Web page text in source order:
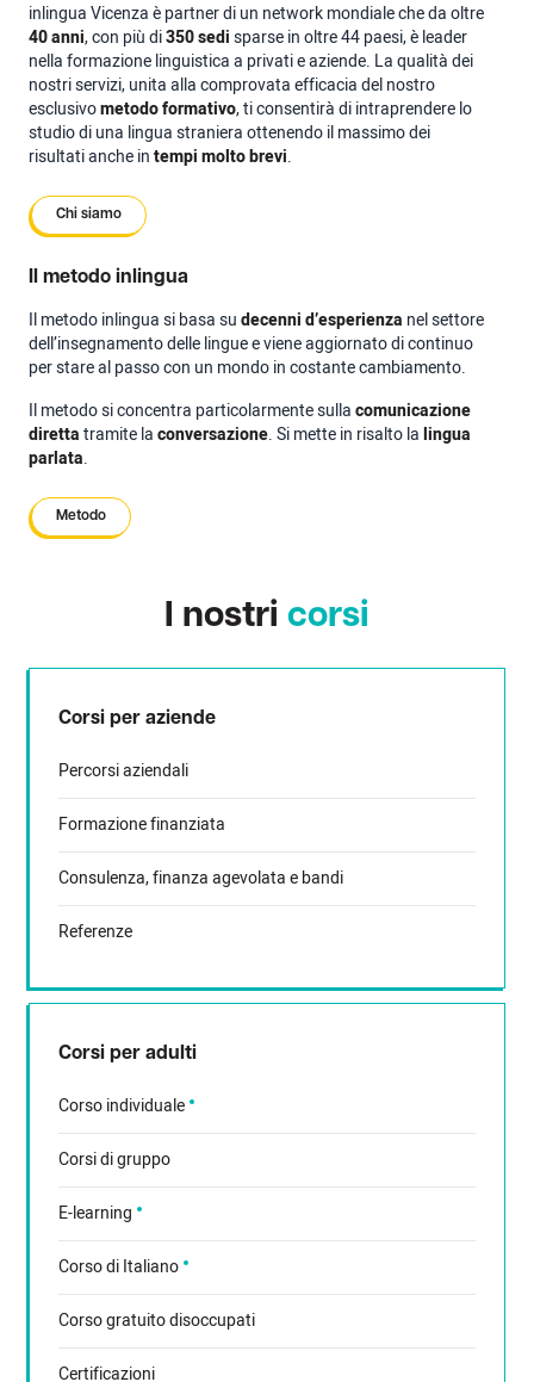
inlingua Vicenza è partner di un network mondiale che da oltre
40 anni, con più di350 sedisparse in oltre 44 paesi, è leader
nella formazione linguistica a privati e aziende. La qualità dei
nostri servizi, unita alla comprovata efficacia del nostro
esclusivometodo formativo, ti consentirà di intraprendere lo
studio di una lingua straniera ottenendo il massimo dei
risultati anche intempi molto brevi.
Chi siamo
Il metodo inlingua
Il metodo inlingua si basa sudecenni d’esperienza nel settore
dell’insegnamento delle lingue e viene aggiornato di continuo
per stare al passo con un mondo in costante cambiamento.
Il metodo si concentra particolarmente sullacomunicazione
direttatramite laconversazione. Si mette in risalto lalingua
parlata.
Metodo
I nostri corsi
Corsi per aziende
Percorsi aziendali
Formazione finanziata
Consulenza, finanza agevolata e bandi
Referenze
Corsi per adulti
Corso individuale
Corsi di gruppo
E-learning
Corso di Italiano
Corso gratuito disoccupati
Certificazioni